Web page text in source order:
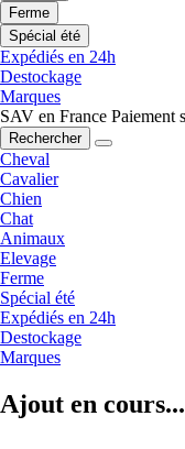
Ferme
Spécial été
Expédiés en 24h
Destockage
Marques
SAV en France Paiement
Rechercher
Cheval
Cavalier
Chien
Chat
Animaux
Elevage
Ferme
Spécial été
Expédiés en 24h
Destockage
Marques
Ajout en cours...